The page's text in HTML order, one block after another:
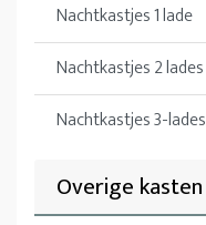
Nachtkastjes 1 lade
Nachtkastjes 2 lades
Nachtkastjes 3-lades
Overige kasten